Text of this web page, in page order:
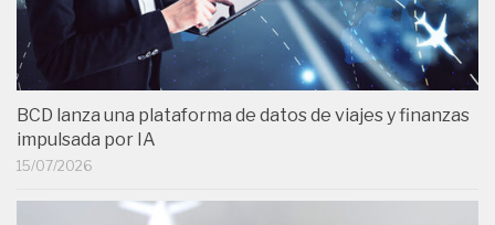
BCD lanza una plataforma de datos de viajes y finanzas
impulsada por IA
15/07/2026